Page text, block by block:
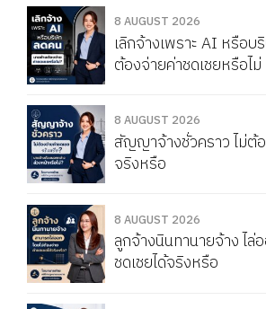
8 AUGUST 2026
เลิกจ้างเพราะ AI หรือ
ต้องจ่ายค่าชดเชยหรือไม่
8 AUGUST 2026
สัญญาจ้างชั่วคราว ไม่ต้
จริงหรือ
8 AUGUST 2026
ลูกจ้างนินทานายจ้าง ไล่
ชดเชยได้จริงหรือ